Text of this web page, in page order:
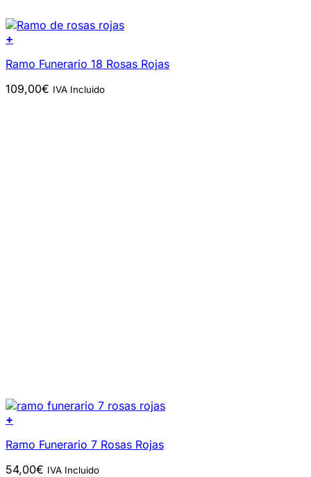
+
Ramo Funerario 18 Rosas Rojas
109,00€ IVA Incluido
+
Ramo Funerario 7 Rosas Rojas
54,00€ IVA Incluido